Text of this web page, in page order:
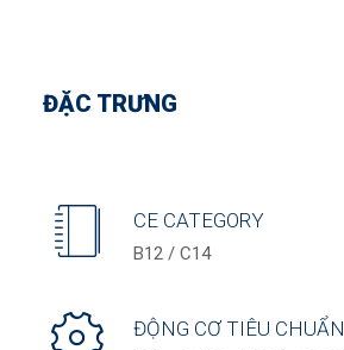
ĐẶC TRƯNG
CE CATEGORY
B12 / C14
ĐỘNG CƠ TIÊU CHUẨN